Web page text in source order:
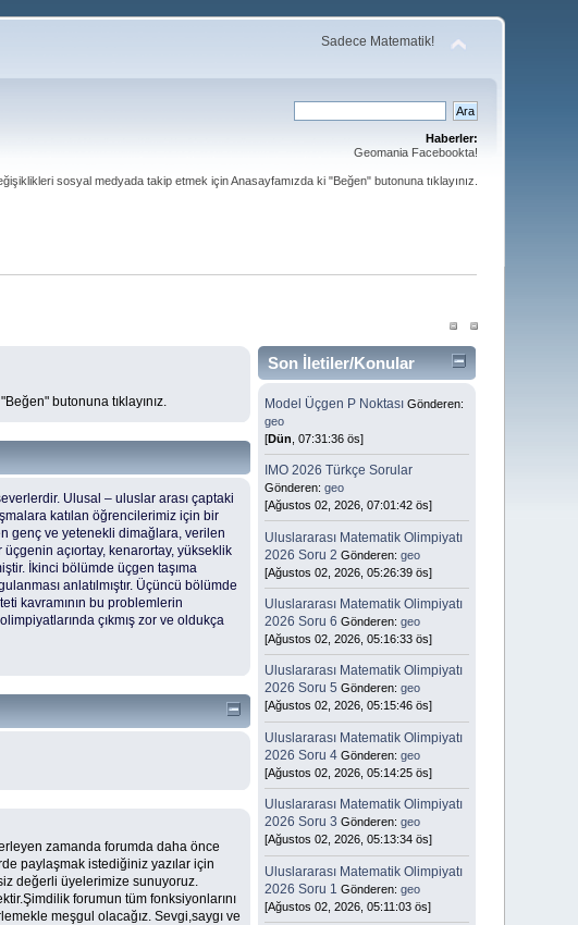
Sadece Matematik!
Haberler:
Geomania Facebookta!
sosyal medyada takip etmek için Anasayfamızda ki "Beğen" butonuna tıklayınız.
butonuna tıklayınız.
Ulusal – uluslar arası çaptaki
katılan öğrencilerimiz için bir
genç ve yetenekli dimağlara, verilen
açıortay, kenarortay, yükseklik
İkinci bölümde üçgen taşıma
anlatılmıştır. Üçüncü bölümde
kavramının bu problemlerin
çıkmış zor ve oldukça
zamanda forumda daha önce
paylaşmak istediğiniz yazılar için
değerli üyelerimize sunuyoruz.
forumun tüm fonksiyonlarını
meşgul olacağız. Sevgi,saygı ve
Son İletiler/Konular
Model Üçgen P Noktası Gönderen:
geo
[Dün , 07:31:36 ös]
IMO 2026 Türkçe Sorular
Gönderen:geo
[Ağustos 02, 2026, 07:01:42 ös]
Uluslararası Matematik Olimpiyatı
2026 Soru 2 Gönderen:geo
[Ağustos 02, 2026, 05:26:39 ös]
Uluslararası Matematik Olimpiyatı
2026 Soru 6 Gönderen:geo
[Ağustos 02, 2026, 05:16:33 ös]
Uluslararası Matematik Olimpiyatı
2026 Soru 5 Gönderen:geo
[Ağustos 02, 2026, 05:15:46 ös]
Uluslararası Matematik Olimpiyatı
2026 Soru 4 Gönderen:geo
[Ağustos 02, 2026, 05:14:25 ös]
Uluslararası Matematik Olimpiyatı
2026 Soru 3 Gönderen:geo
[Ağustos 02, 2026, 05:13:34 ös]
Uluslararası Matematik Olimpiyatı
2026 Soru 1 Gönderen:geo
[Ağustos 02, 2026, 05:11:03 ös]